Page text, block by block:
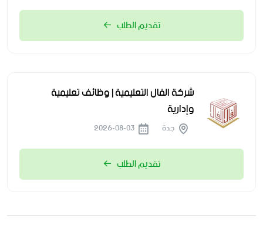
تقديم الطلب
شركة الفال التعليمية | وظائف تعليمية
وإدارية
جدة
تقديم الطلب